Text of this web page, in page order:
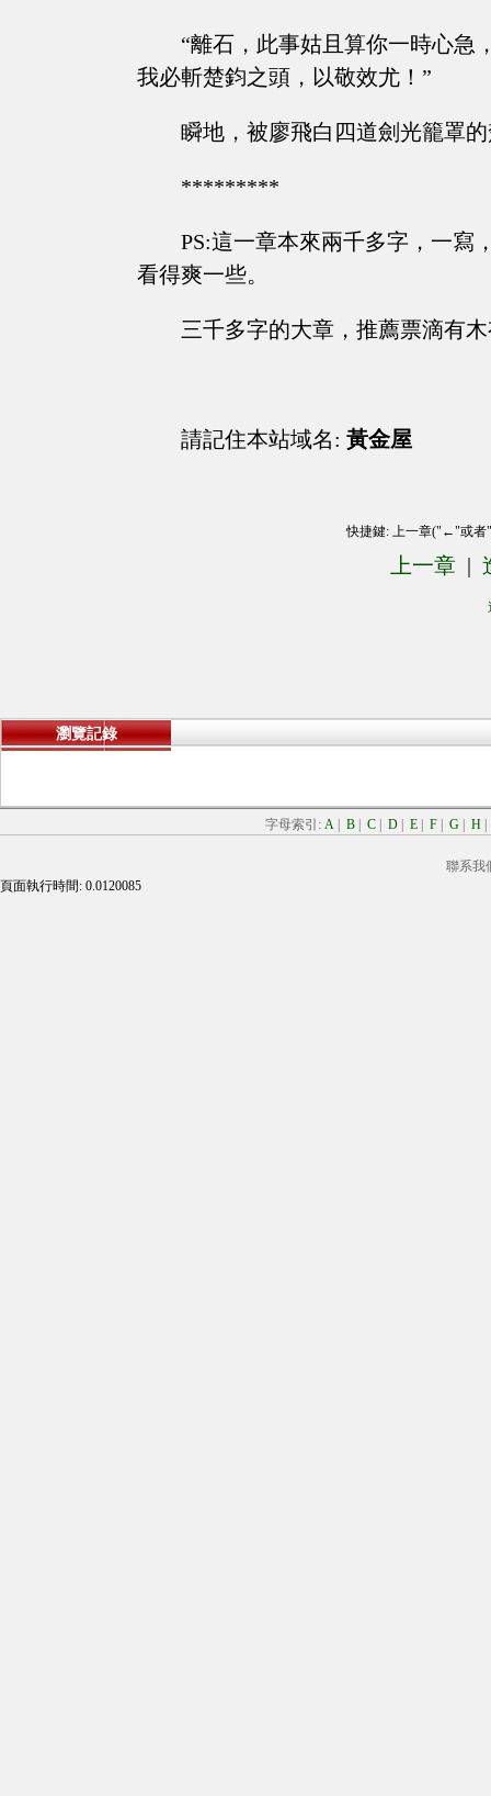
“離石，此事姑且算你一時心急
我必斬楚鈞之頭，以敬效尤！”
瞬地，被廖飛白四道劍光籠罩
*********
PS:這一章本來兩千多字，一寫
看得爽一些。
三千多字的大章，推薦票滴有
請記住本站域名: 黃金屋
快捷鍵: 上一章("←"或
上一章 |
瀏覽記錄
字母索引: A B C D E F G H
聯系我
頁面執行時間: 0.0120085